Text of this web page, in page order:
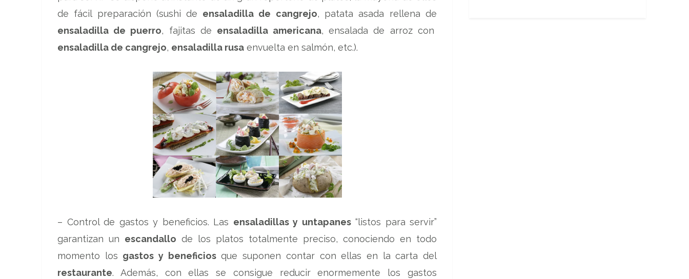
de fácil preparación (sushi de ensaladilla de cangrejo, patata asada rellena de
ensaladilla de puerro, fajitas de ensaladilla americana, ensalada de arroz con
ensaladilla de cangrejo, ensaladilla rusa envuelta en salmón, etc.).
– Control de gastos y beneficios. Las ensaladillas y untapanes“listos para servir”
garantizan un escandallo de los platos totalmente preciso, conociendo en todo
momento los gastos y beneficiosque suponen contar con ellas en la carta del
restaurante. Además, con ellas se consigue reducir enormemente los gastos